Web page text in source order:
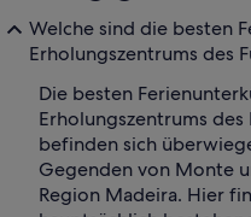
Welche sind die besten
Erholungszentrums des
Die besten
Erholungszentrums des
befinden sich
Gegenden von Monte
Region Madeira. Hier